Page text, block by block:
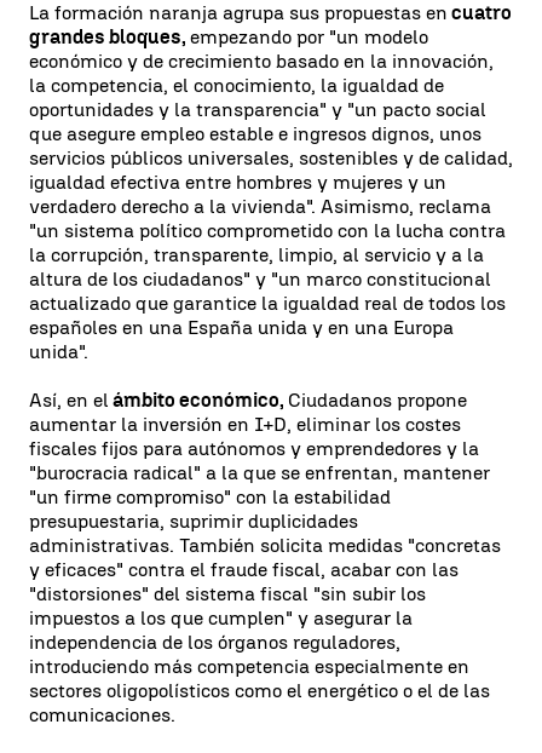
La formación naranja agrupa sus propuestas en cuatro
grandes bloques, empezando por "un modelo
económico y de crecimiento basado en la innovación,
la competencia, el conocimiento, la igualdad de
oportunidades y la transparencia" y "un pacto social
que asegure empleo estable e ingresos dignos, unos
servicios públicos universales, sostenibles y de calidad,
igualdad efectiva entre hombres y mujeres y un
verdadero derecho a la vivienda". Asimismo, reclama
"un sistema político comprometido con la lucha contra
la corrupción, transparente, limpio, al servicio y a la
altura de los ciudadanos" y "un marco constitucional
actualizado que garantice la igualdad real de todos los
españoles en una España unida y en una Europa
unida".
Así, en el ámbito económico, Ciudadanos propone
aumentar la inversión en I+D, eliminar los costes
fiscales fijos para autónomos y emprendedores y la
"burocracia radical" a la que se enfrentan, mantener
"un firme compromiso" con la estabilidad
presupuestaria, suprimir duplicidades
administrativas. También solicita medidas "concretas
y eficaces" contra el fraude fiscal, acabar con las
"distorsiones" del sistema fiscal "sin subir los
impuestos a los que cumplen" y asegurar la
independencia de los órganos reguladores,
introduciendo más competencia especialmente en
sectores oligopolísticos como el energético o el de las
comunicaciones.